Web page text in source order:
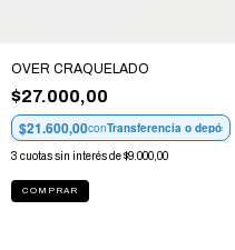
OVER CRAQUELADO
$27.000,00
$21.600,00conTransferencia o depósito
3 cuotas sin interés de$9.000,00
COMPRAR